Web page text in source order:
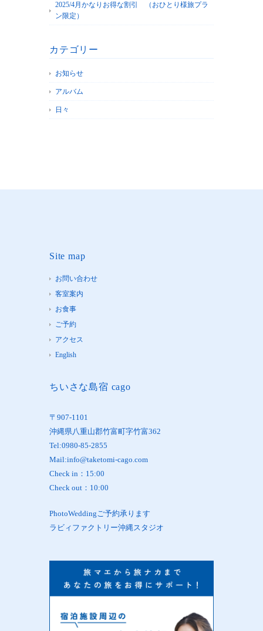
2025/4月かなりお得な割引 （おひとり様旅プラ
ン限定）
カテゴリー
お知らせ
アルバム
日々
Site map
お問い合わせ
客室案内
お食事
ご予約
アクセス
English
ちいさな島宿 cago
〒907-1101
沖縄県八重山郡竹富町字竹富362
Tel:0980-85-2855
Mail:info@taketomi-cago.com
Check in：15:00
Check out：10:00
PhotoWeddingご予約承ります
ラビィファクトリー沖縄スタジオ